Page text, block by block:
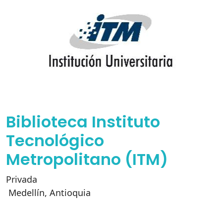
Biblioteca Instituto
Tecnológico
Metropolitano (ITM)
Privada
Medellín, Antioquia